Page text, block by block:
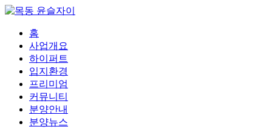
홈
사업개요
하이퍼트
입지환경
프리미엄
커뮤니티
분양안내
분양뉴스